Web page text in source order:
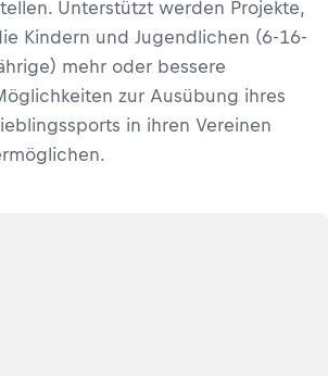
Unterstützt werden Projekte,
Kindern und Jugendlichen (6-16-
mehr oder bessere
zur Ausübung ihres
in ihren Vereinen